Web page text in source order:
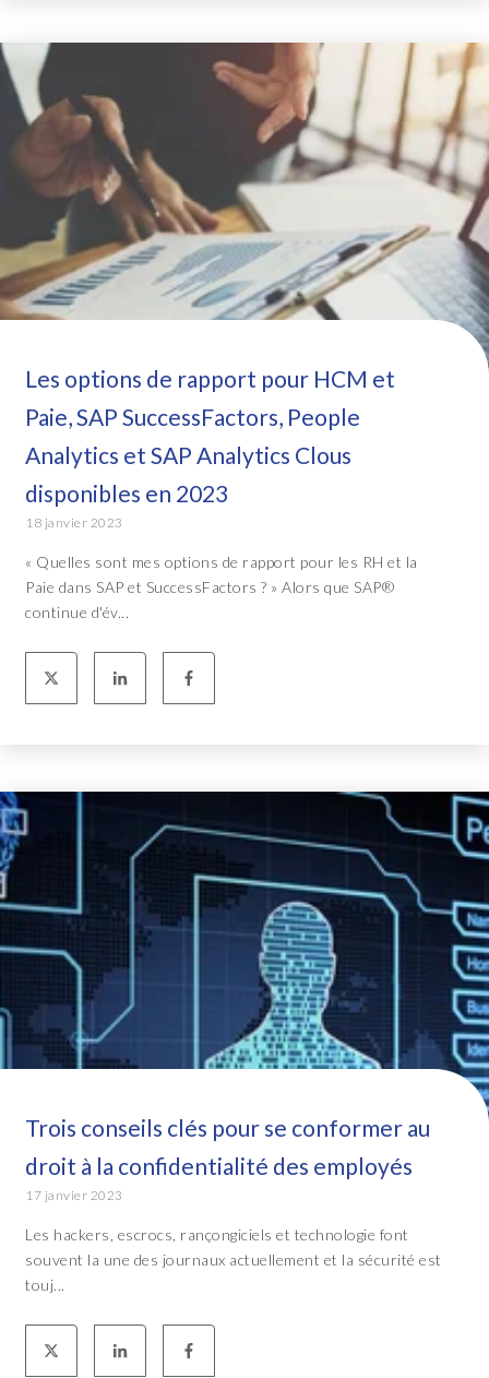
Les options de rapport pour HCM et
Paie, SAP SuccessFactors, People
Analytics et SAP Analytics Clous
disponibles en 2023
18 janvier 2023
« Quelles sont mes options de rapport pour les RH et la
Paie dans SAP et SuccessFactors ? » Alors que SAP®
continue d'év...
Trois conseils clés pour se conformer au
droit à la confidentialité des employés
17 janvier 2023
Les hackers, escrocs, rançongiciels et technologie font
souvent la une des journaux actuellement et la sécurité est
touj...